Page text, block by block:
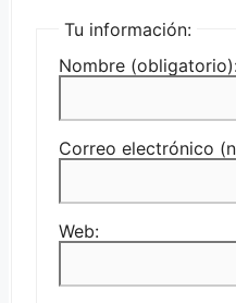
Tu información:
Nombre
Correo electrónico
Web: